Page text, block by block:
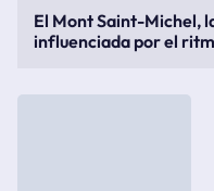
El Mont Saint-Michel,
influenciada por el